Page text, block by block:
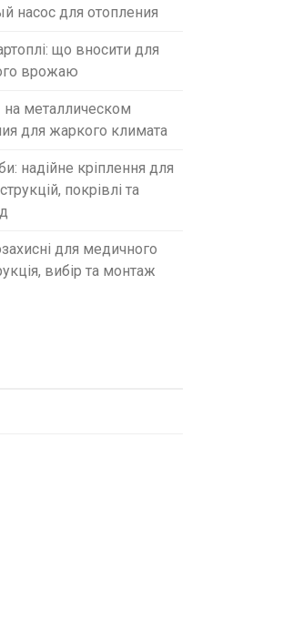
насос для отопления
що вносити для
врожаю
металлическом
для жаркого климата
надійне кріплення для
покрівлі та
для медичного
вибір та монтаж